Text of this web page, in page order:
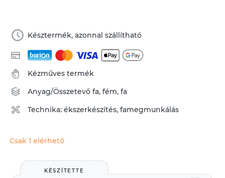
Késztermék, azonnal szállítható
Kézműves termék
Anyag/Összetevőfa,fém,fa
Technika:ékszerkészítés,famegmunkálás
Csak 1 elérhető
KÉSZÍTETTE